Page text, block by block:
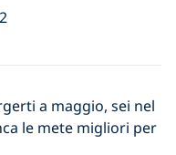
a maggio, sei nel
le mete migliori per